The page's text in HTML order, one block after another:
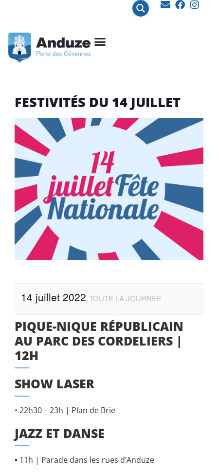
FESTIVITÉS DU 14 JUILLET
14 juillet 2022 TOUTE LA JOURNÉE
PIQUE-NIQUE RÉPUBLICAIN
AU PARC DES CORDELIERS |
12H
SHOW LASER
• 22h30 – 23h | Plan de Brie
JAZZ ET DANSE
• 11h | Parade dans les rues d’Anduze